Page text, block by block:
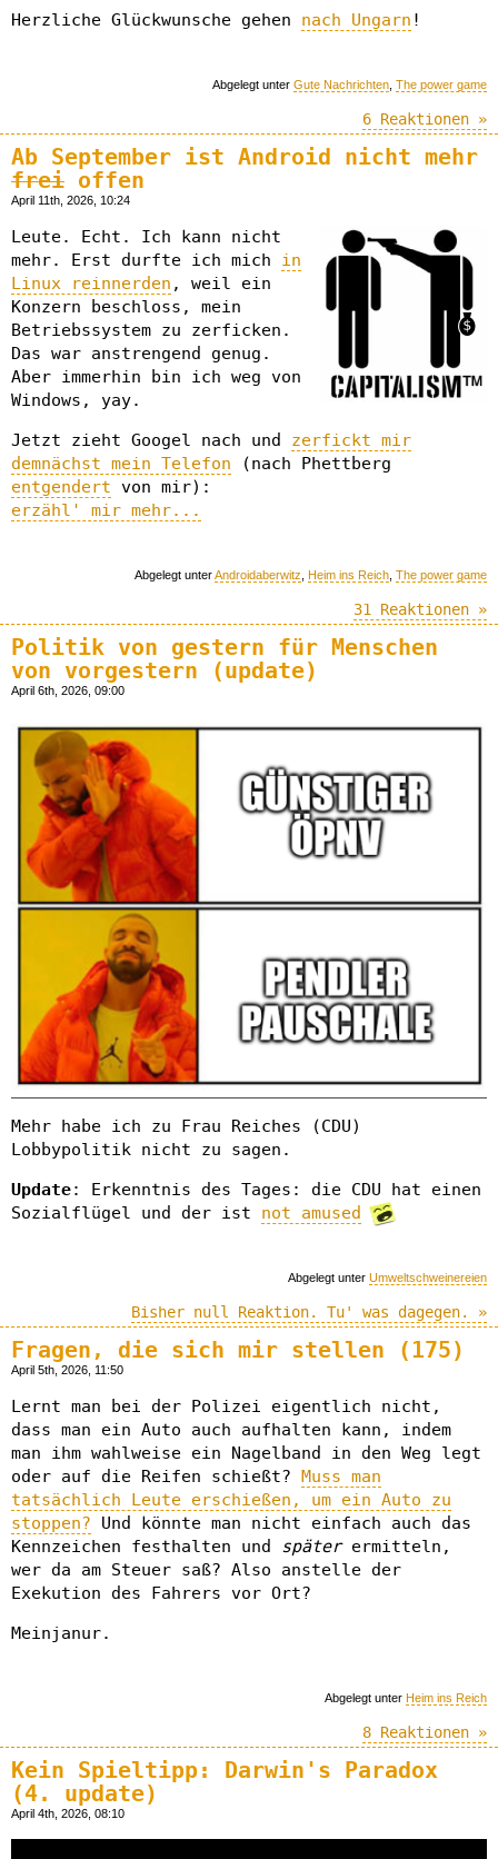
Herzliche Glückwunsche gehen nach Ungarn !
Abgelegt unter Gute Nachrichten The power game
6 Reaktionen »
Ab September ist Android nicht mehr
frei offen
April 11th, 2026, 10:24
Leute. Echt. Ich kann nicht
mehr. Erst durfte ich mich in
Linux reinnerden , weil ein
Konzern beschloss, mein
Betriebssystem zu zerficken.
Das war anstrengend genug.
Aber immerhin bin ich weg von
Windows, yay.
Jetzt zieht Googel nach und zerfickt mir
demnächst mein Telefon (nach Phettberg
entgendert von mir):
erzähl' mir mehr...
Abgelegt unterAndroidaberwitz Heim ins Reich The power game
31 Reaktionen »
Politik von gestern für Menschen
von vorgestern (update)
April 6th, 2026, 09:00
Mehr habe ich zu Frau Reiches (CDU)
Lobbypolitik nicht zu sagen.
Update: Erkenntnis des Tages: die CDU hat einen
Sozialflügel und der ist not amused
Abgelegt unter Umweltschweinereien
Bisher null Reaktion. Tu' was dagegen. »
Fragen, die sich mir stellen (175)
April 5th, 2026, 11:50
Lernt man bei der Polizei eigentlich nicht,
dass man ein Auto auch aufhalten kann, indem
man ihm wahlweise ein Nagelband in den Weg legt
oder auf die Reifen schießt? Muss man
tatsächlich Leute erschießen, um ein Auto zu
stoppen? Und könnte man nicht einfach auch das
Kennzeichen festhalten und späterermitteln,
wer da am Steuer saß? Also anstelle der
Exekution des Fahrers vor Ort?
Meinjanur.
Abgelegt unter Heim ins Reich
8 Reaktionen »
Kein Spieltipp: Darwin's Paradox
(4. update)
April 4th, 2026, 08:10